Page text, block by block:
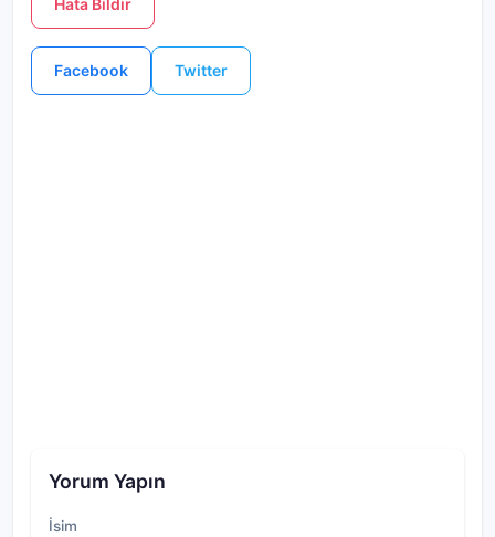
Hata Bildir
Facebook Twitter
Yorum Yapın
İsim